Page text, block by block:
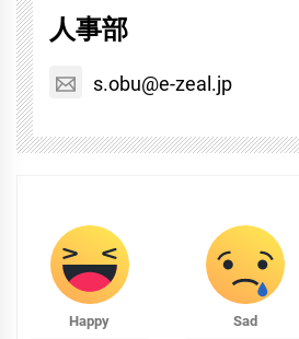
人事部
s.obu@e-zeal.jp
Happy Sad